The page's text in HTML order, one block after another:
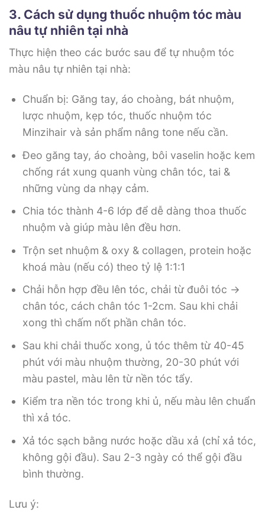
3. Cách sử dụng thuốc nhuộm tóc màu
nâu tự nhiên tại nhà
Thực hiện theo các bước sau để tự nhuộm tóc
màu nâu tự nhiên tại nhà:
Chuẩn bị: Găng tay, áo choàng, bát nhuộm,
lược nhuộm, kẹp tóc, thuốc nhuộm tóc
Minzihair và sản phẩm nâng tone nếu cần.
Đeo găng tay, áo choàng, bôi vaselin hoặc kem
chống rát xung quanh vùng chân tóc, tai &
những vùng da nhạy cảm.
Chia tóc thành 4-6 lớp để dễ dàng thoa thuốc
nhuộm và giúp màu lên đều hơn.
Trộn set nhuộm & oxy & collagen, protein hoặc
khoá màu (nếu có) theo tỷ lệ 1:1:1
Chải hỗn hợp đều lên tóc, chải từ đuôi tóc ->
chân tóc, cách chân tóc 1-2cm. Sau khi chải
xong thì chấm nốt phần chân tóc.
Sau khi chải thuốc xong, ủ tóc thêm từ 40-45
phút với màu nhuộm thường, 20-30 phút với
màu pastel, màu lên từ nền tóc tẩy.
Kiểm tra nền tóc trong khi ủ, nếu màu lên chuẩn
thì xả tóc.
Xả tóc sạch bằng nước hoặc dầu xả (chỉ xả tóc,
không gội đầu). Sau 2-3 ngày có thể gội đầu
bình thường.
Lưu ý: